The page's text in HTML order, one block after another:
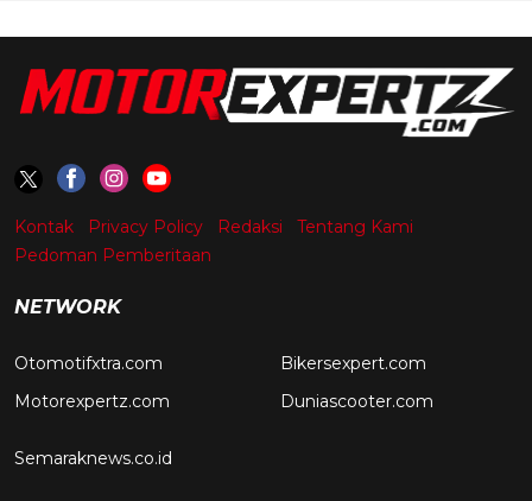
Kontak Privacy Policy Redaksi
Tentang Kami
Pedoman Pemberitaan
NETWORK
Otomotifxtra.com
Motorexpertz.com
Bikersexpert.com
Duniascooter.com
Semaraknews.co.id